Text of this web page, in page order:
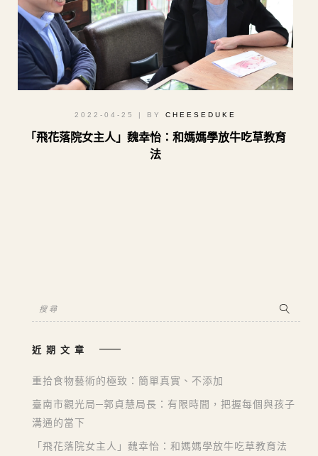
2022-04-25 | BY CHEESEDUKE
「飛花落院女主人」魏幸怡：和媽媽學放牛吃草教育
法
近期文章
重拾食物藝術的極致：簡單真實、不添加
臺南市觀光局─郭貞慧局長：有限時間，把握每個與孩子
溝通的當下
「飛花落院女主人」魏幸怡：和媽媽學放牛吃草教育法